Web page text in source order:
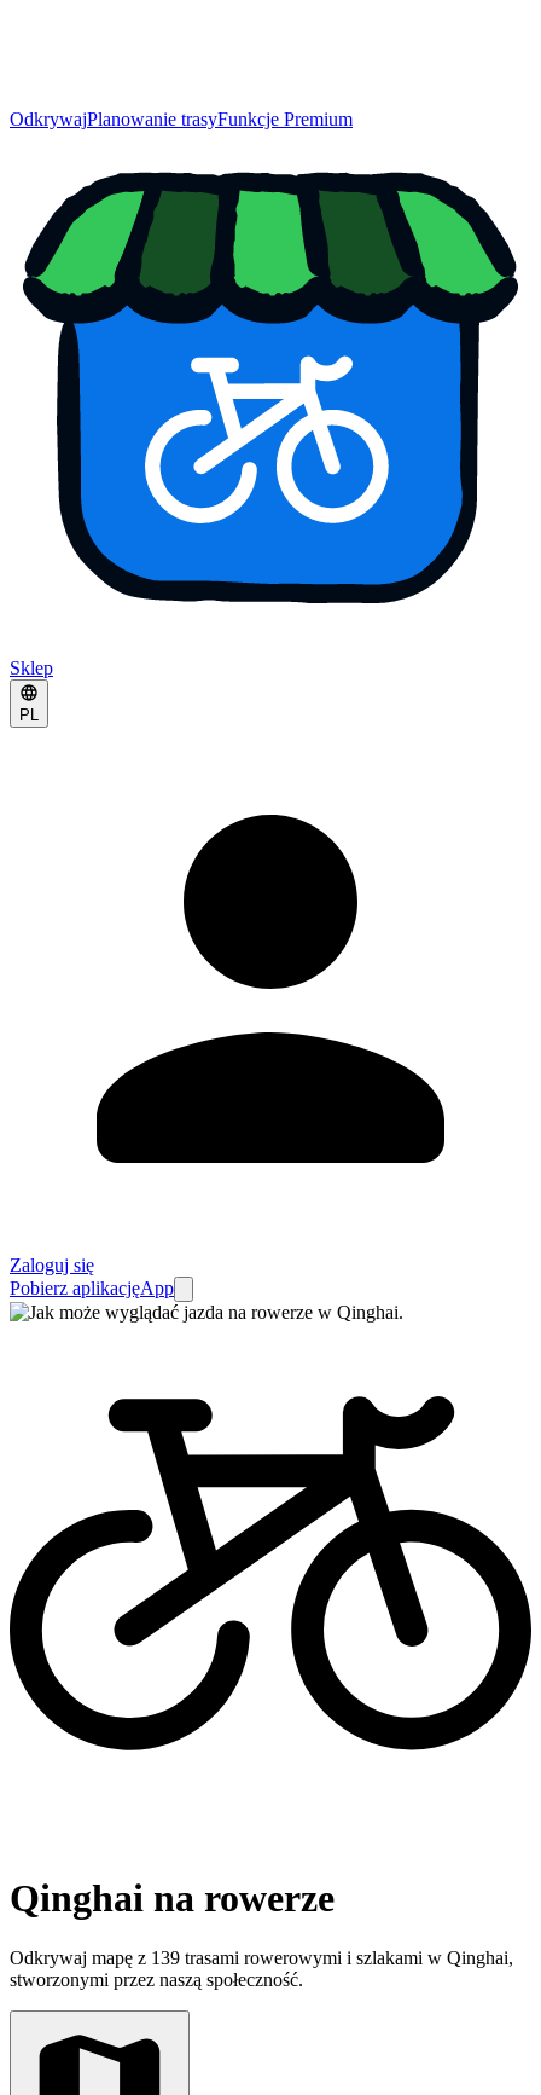
OdkrywajPlanowanie trasyFunkcje Premium
Sklep
PL
Zaloguj się
Pobierz aplikacjęApp
Qinghai na rowerze
Odkrywaj mapę z 139 trasami rowerowymi i szlakami w Qinghai,
stworzonymi przez naszą społeczność.